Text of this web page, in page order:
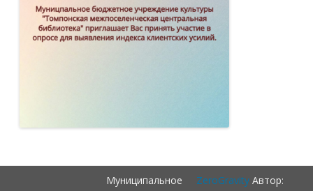
Муниципальное
ZeroGravityАвтор: